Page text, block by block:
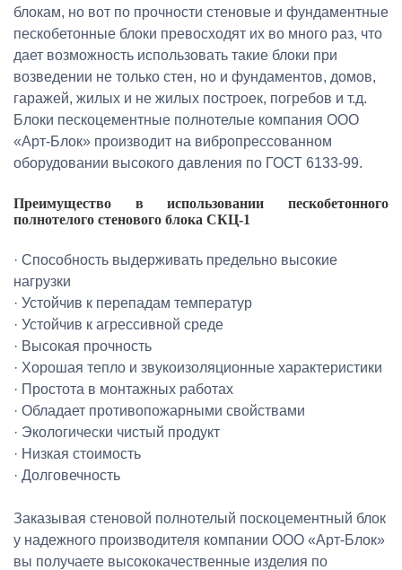
блокам, но вот по прочности стеновые и фундаментные
пескобетонные блоки превосходят их во много раз, что
дает возможность использовать такие блоки при
возведении не только стен, но и фундаментов, домов,
гаражей, жилых и не жилых построек, погребов и т.д.
Блоки пескоцементные полнотелые компания ООО
«Арт-Блок» производит на вибропрессованном
оборудовании высокого давления по ГОСТ 6133-99.
Преимущество в использовании пескобетонного
полнотелого стенового блока СКЦ-1
· Способность выдерживать предельно высокие
нагрузки
· Устойчив к перепадам температур
· Устойчив к агрессивной среде
· Высокая прочность
· Хорошая тепло и звукоизоляционные характеристики
· Простота в монтажных работах
· Обладает противопожарными свойствами
· Экологически чистый продукт
· Низкая стоимость
· Долговечность
Заказывая стеновой полнотелый поскоцементный блок
у надежного производителя компании ООО «Арт-Блок»
вы получаете высококачественные изделия по